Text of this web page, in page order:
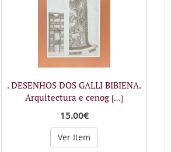
. DESENHOS DOS GALLI BIBIENA.
Arquitectura e cenog [...]
15.00€
Ver Item